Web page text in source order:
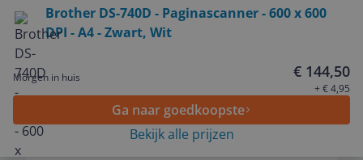
Brother DS-740D - Paginascanner - 600 x 600
DPI - A4 - Zwart, Wit
Morgen in huis € 144,50
+ € 4,95
Ga naar goedkoopste
Bekijk alle prijzen
Service
Algemeen